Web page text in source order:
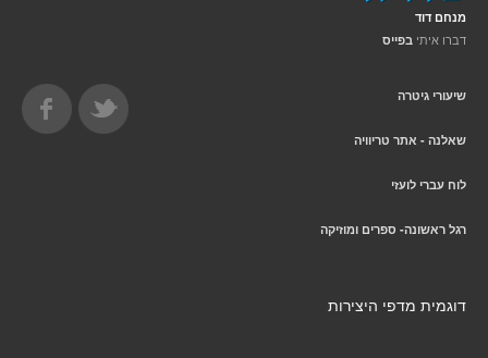
מנחם דוד
דברו איתי בפייס
שיעורי גיטרה
שאלנה - אתר טריוויה
לוח עברי לועזי
רגל ראשונה- ספרים ומוזיקה
דוגמית מדפי היצירות